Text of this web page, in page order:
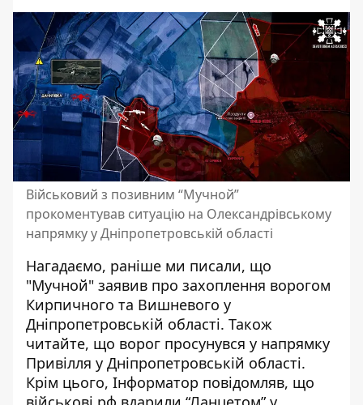
Військовий з позивним “Мучной”
прокоментував ситуацію на Олександрівському
напрямку у Дніпропетровській області
Нагадаємо, раніше ми писали, що
"Мучной" заявив про захоплення ворогом
Кирпичного та Вишневого у
Дніпропетровській області. Також
читайте, що ворог просунувся у напрямку
Привілля у Дніпропетровській області.
Крім цього, Інформатор повідомляв, що